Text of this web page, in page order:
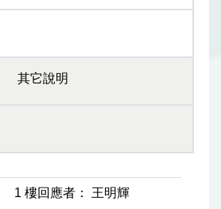
其它說明
1 樓回應者： 王明輝